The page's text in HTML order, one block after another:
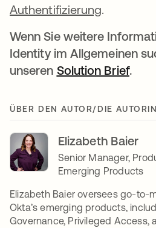
Authentifizierung.
Wenn Sie weitere
Identity im Allgemeinen
unseren Solution Briefwird
.
ÜBER DEN AUTOR/DIE AUTORIN
Elizabeth Baier
Senior Manager,
Emerging Products
Elizabeth Baier oversees go-to-
Okta’s emerging products,
Governance, Privileged Access,